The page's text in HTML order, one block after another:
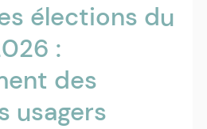
élections du
:
des
usagers